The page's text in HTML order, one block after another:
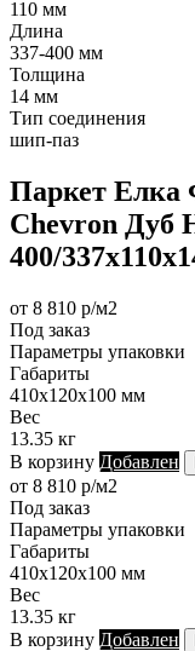
110 мм
Длина
337-400 мм
Толщина
14 мм
Тип соединения
шип-паз
Паркет Елка
Chevron Дуб
400/
от 8 810 р/м2
Под заказ
Параметры упаковки
Габариты
410х120х100 мм
Вес
13.35 кг
В корзину Добавлен
от 8 810 р/м2
Под заказ
Параметры упаковки
Габариты
410х120х100 мм
Вес
13.35 кг
В корзину Добавлен